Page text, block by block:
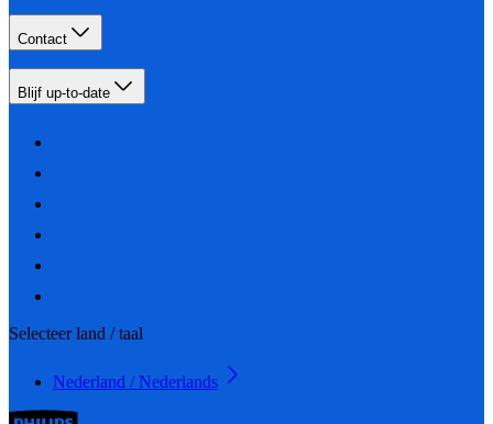
Contact
Blijf up-to-date
Selecteer land / taal
Nederland / Nederlands